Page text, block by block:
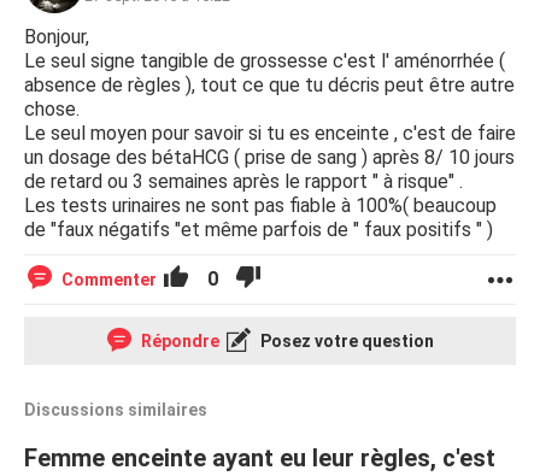
Bonjour,
Le seul signe tangible de grossesse c'est l' aménorrhée (
absence de règles ), tout ce que tu décris peut être autre
chose.
Le seul moyen pour savoir si tu es enceinte , c'est de faire
un dosage des bétaHCG ( prise de sang ) après 8/ 10 jours
de retard ou 3 semaines après le rapport " à risque" .
Les tests urinaires ne sont pas fiable à 100%( beaucoup
de "faux négatifs "et même parfois de " faux positifs " )
Commenter 0
Répondre Posez votre question
Discussions similaires
Femme enceinte ayant eu leur règles, c'est